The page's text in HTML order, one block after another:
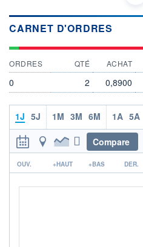
DONNÉES TEMPS DIFFÉRÉ
Politique d'exécution
Cotation sur les autres places
17h39
INDICE DE RÉFÉRENCE
CARNET D'ORDRES
ORDRES QTÉ ACHAT
0 2 0,8900
1J 5J 1M 3M 6M 1A 5A
Compare
r
OUV. +HAUT +BAS DER.